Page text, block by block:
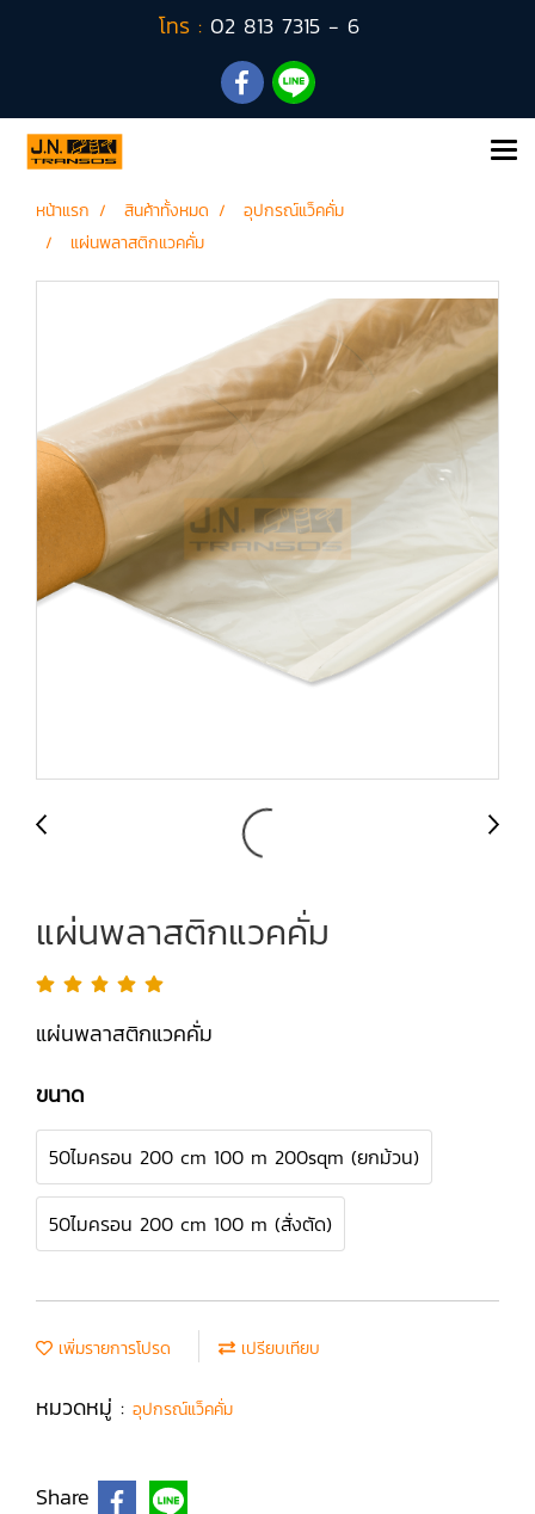
โทร : 02 813 7315 - 6
หน้าแรก สินค้าทั้งหมด
อุปกรณ์แว็คคั่ม
แผ่นพลาสติกแวคคั่ม
แผ่นพลาสติกแวคคั่ม
แผ่นพลาสติกแวคคั่ม
ขนาด
50ไมครอน 200 cm 100 m 200sqm (ยกม้วน)
50ไมครอน 200 cm 100 m (สั่งตัด)
เพิ่มรายการโปรด เปรียบเทียบ
หมวดหมู่ : อุปกรณ์แว็คคั่ม
Share